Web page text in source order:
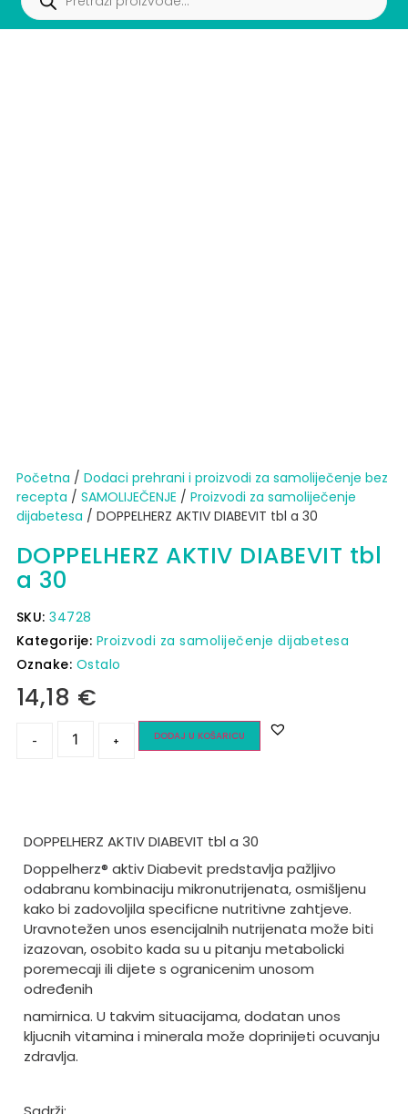
Početna / Dodaci prehrani i proizvodi za samoliječenje bez
recepta / SAMOLIJEČENJE / Proizvodi za samoliječenje
dijabetesa / DOPPELHERZ AKTIV DIABEVIT tbl a 30
DOPPELHERZ AKTIV DIABEVIT tbl
a 30
SKU:34728
Kategorije: Proizvodi za samoliječenje dijabetesa
Oznake: Ostalo
14,18 €
- + DODAJ U KOŠARICU
DOPPELHERZ AKTIV DIABEVIT tbl a 30
Doppelherz® aktiv Diabevit predstavlja pažljivo
odabranu kombinaciju mikronutrijenata, osmišljenu
kako bi zadovoljila specificne nutritivne zahtjeve.
Uravnotežen unos esencijalnih nutrijenata može biti
izazovan, osobito kada su u pitanju metabolicki
poremecaji ili dijete s ogranicenim unosom
određenih
namirnica. U takvim situacijama, dodatan unos
kljucnih vitamina i minerala može doprinijeti ocuvanju
zdravlja.